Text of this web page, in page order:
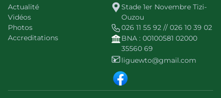
Actualité
Vidéos
Photos
Accreditations
Stade 1er Novembre Tizi-
Ouzou
026 11 55 92 // 026 10 39 02
BNA : 00100581 02000
35560 69
liguewto@gmail.com